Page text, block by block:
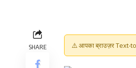
SHARE ⚠️ आपका ब्राउज़र Text-to-